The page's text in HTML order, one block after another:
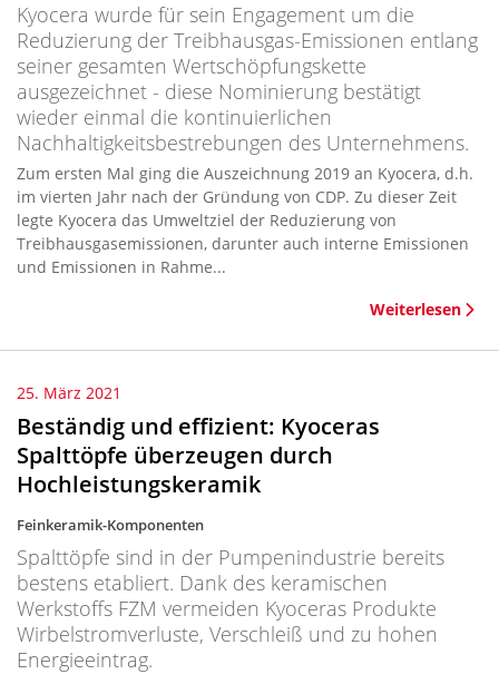
Kyocera wurde für sein Engagement um die
Reduzierung der Treibhausgas-Emissionen entlang
seiner gesamten Wertschöpfungskette
ausgezeichnet - diese Nominierung bestätigt
wieder einmal die kontinuierlichen
Nachhaltigkeitsbestrebungen des Unternehmens.
Zum ersten Mal ging die Auszeichnung 2019 an Kyocera, d.h.
im vierten Jahr nach der Gründung von CDP. Zu dieser Zeit
legte Kyocera das Umweltziel der Reduzierung von
Treibhausgasemissionen, darunter auch interne Emissionen
und Emissionen in Rahme...
Weiterlesen
25. März 2021
Beständig und effizient: Kyoceras
Spalttöpfe überzeugen durch
Hochleistungskeramik
Feinkeramik-Komponenten
Spalttöpfe sind in der Pumpenindustrie bereits
bestens etabliert. Dank des keramischen
Werkstoffs FZM vermeiden Kyoceras Produkte
Wirbelstromverluste, Verschleiß und zu hohen
Energieeintrag.